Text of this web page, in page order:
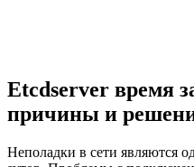
Etcdserver время
причины и
Неполадки в сети являются